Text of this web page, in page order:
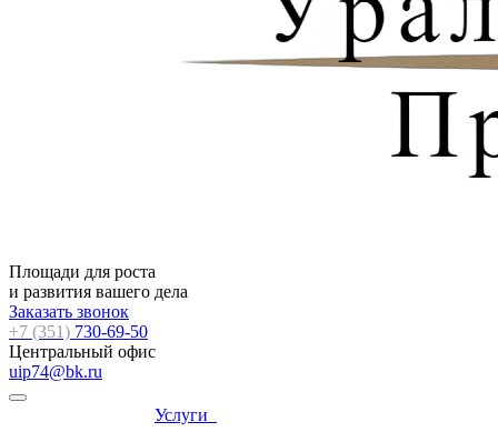
Площади для роста
и развития вашего дела
Заказать звонок
+7 (351) 730-69-50
Центральный офис
uip74@bk.ru
Услуги